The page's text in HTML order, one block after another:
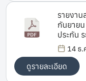
รายงา
กันยายน
ประกัน
กันยาย
14 ธ.
ดูรายละเอียด